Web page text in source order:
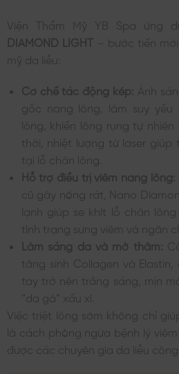
Viện Thẩm Mỹ YB Spa ứng
DIAMOND LIGHT – bước tiến
mỹ da liễu:
Cơ chế tác động kép: Ánh
gốc nang lông, làm suy yếu
lông, khiến lông rụng tự
thời, nhiệt lượng từ laser giúp
tại lỗ chân lông.
Hỗ trợ điều trị viêm nang lông:
cũ gây nóng rát, Nano
lạnh giúp se khít lỗ chân
tình trạng sưng viêm và ngăn
Làm sáng da và mờ thâm:
tăng sinh Collagen và
tay trở nên trắng sáng, mịn
“da gà” xấu xí.
Việc triệt lông sớm không chỉ
là cách phòng ngừa bệnh lý
được các chuyên gia da liễu công